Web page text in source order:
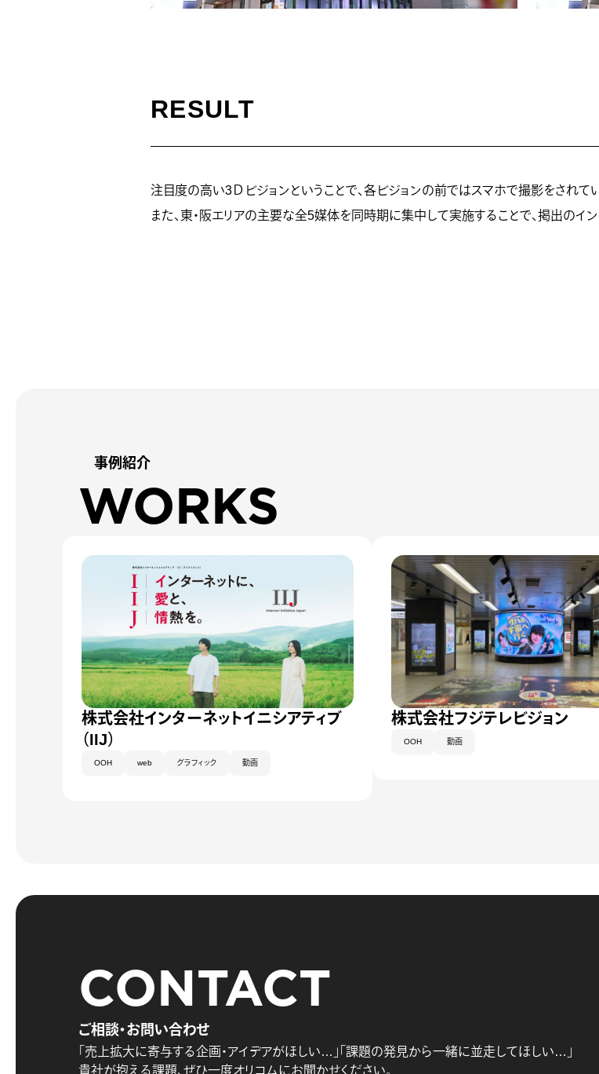
RESULT
注目度の高い3Ｄビジョンということで、各ビジョンの前ではスマホで撮影をされて
また、東・阪エリアの主要な全5媒体を同時期に集中して実施することで、掲出のイ
事例紹介
WORKS
株式会社インターネットイニシアティブ
（IIJ）
OOH web グラフィック 動画
株式会社フジテレビジョン
OOH 動画
ご相談・お問い合わせ
CONTACT
「売上拡大に寄与する企画・アイデアがほしい…」 「課題の発見から一緒に並走してほしい…」
貴社が抱える課題、 ぜひ一度オリコムにお聞かせください。